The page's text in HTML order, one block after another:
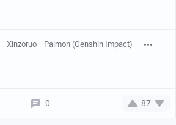
Xinzoruo Paimon (Genshin Impact)
0 87